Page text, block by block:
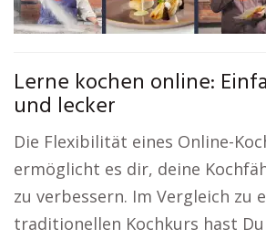
Lerne kochen online:
und lecker
Die Flexibilität eines Online-
ermöglicht es dir, deine
zu verbessern. Im Vergleich zu
traditionellen Kochkurs hast